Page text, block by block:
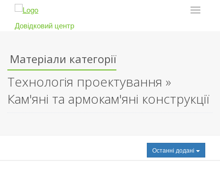
Toggle
Довідковий центр
Матеріали категорії
Технологія проектування »
Кам'яні та армокам'яні конструкції
Останні додані